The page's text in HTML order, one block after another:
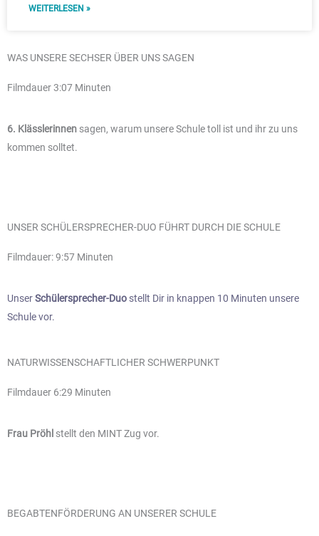
WEITERLESEN »
WAS UNSERE SECHSER ÜBER UNS SAGEN
Filmdauer 3:07 Minuten
6. Klässlerinnen sagen, warum unsere Schule toll ist und ihr zu uns
kommen solltet.
UNSER SCHÜLERSPRECHER-DUO FÜHRT DURCH DIE SCHULE
Filmdauer: 9:57 Minuten
UnserSchülersprecher-Duo stellt Dir in knappen 10 Minuten unsere
Schule vor.
NATURWISSENSCHAFTLICHER SCHWERPUNKT
Filmdauer 6:29 Minuten
Frau Pröhl stellt den MINT Zug vor.
BEGABTENFÖRDERUNG AN UNSERER SCHULE